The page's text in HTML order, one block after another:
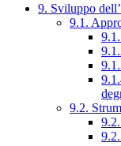
9. Sviluppo
9.1.
9.2.